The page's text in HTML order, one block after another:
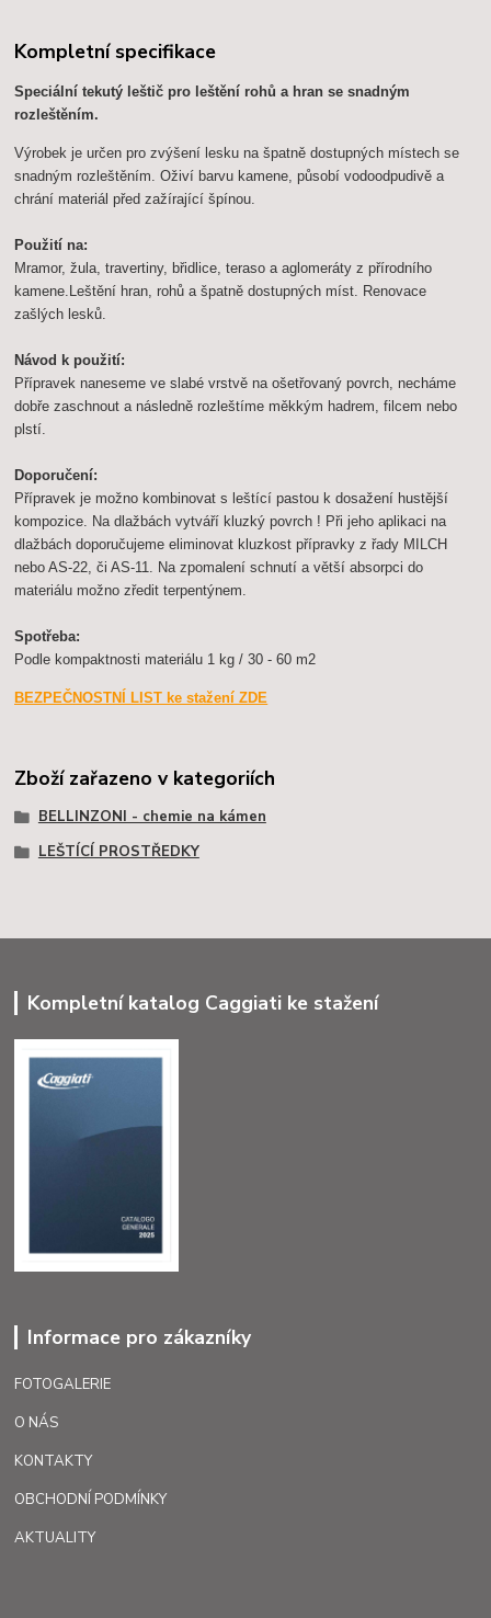
Kompletní specifikace
Speciální tekutý leštič pro leštění rohů a hran se snadným
rozleštěním.
Výrobek je určen pro zvýšení lesku na špatně dostupných místech se
snadným rozleštěním. Oživí barvu kamene, působí vodoodpudivě a
chrání materiál před zažírající špínou.
Použití na:
Mramor, žula, travertiny, břidlice, teraso a aglomeráty z přírodního
kamene.Leštění hran, rohů a špatně dostupných míst. Renovace
zašlých lesků.
Návod k použití:
Přípravek naneseme ve slabé vrstvě na ošetřovaný povrch, necháme
dobře zaschnout a následně rozleštíme měkkým hadrem, filcem nebo
plstí.
Doporučení:
Přípravek je možno kombinovat s leštící pastou k dosažení hustější
kompozice. Na dlažbách vytváří kluzký povrch ! Při jeho aplikaci na
dlažbách doporučujeme eliminovat kluzkost přípravky z řady MILCH
nebo AS-22, či AS-11. Na zpomalení schnutí a větší absorpci do
materiálu možno zředit terpentýnem.
Spotřeba:
Podle kompaktnosti materiálu 1 kg / 30 - 60 m2
BEZPEČNOSTNÍ LIST ke stažení ZDE
Zboží zařazeno v kategoriích
BELLINZONI - chemie na kámen
LEŠTÍCÍ PROSTŘEDKY
Kompletní katalog Caggiati ke stažení
Informace pro zákazníky
FOTOGALERIE
O NÁS
KONTAKTY
OBCHODNÍ PODMÍNKY
AKTUALITY